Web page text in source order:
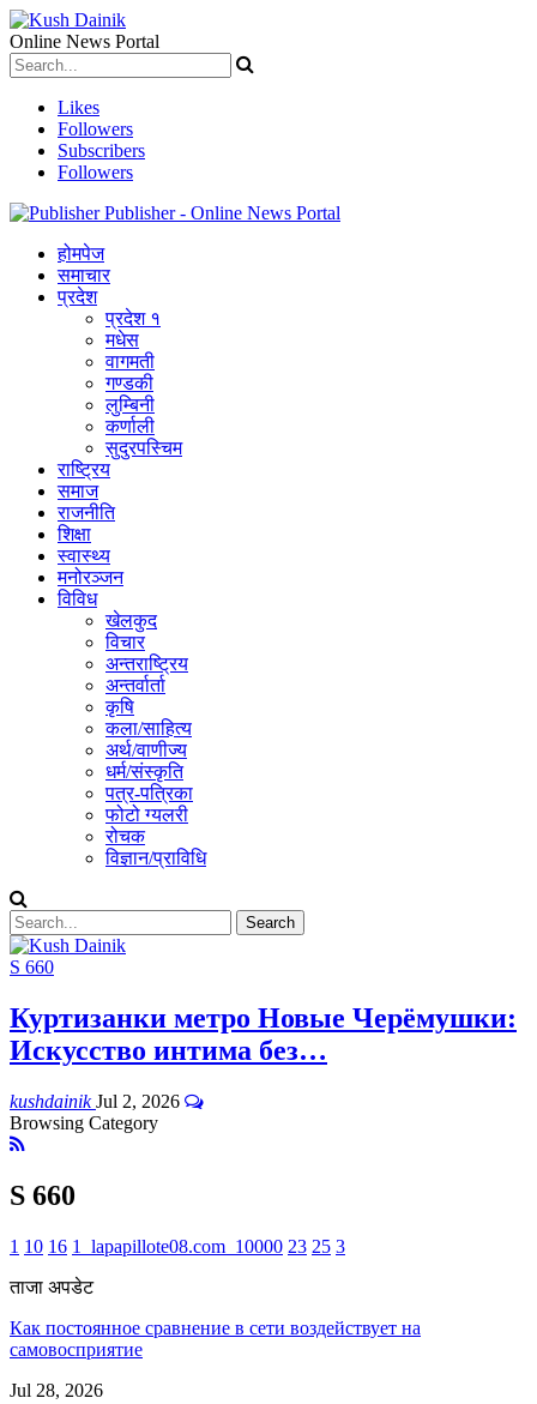
Online News Portal
Likes
Followers
Subscribers
Followers
Publisher - Online News Portal
होमपेज
समाचार
प्रदेश
प्रदेश १
मधेस
वागमती
गण्डकी
लुम्बिनी
कर्णाली
सुदुरपस्चिम
राष्ट्रिय
समाज
राजनीति
शिक्षा
स्वास्थ्य
मनोरञ्जन
विविध
खेलकुद
विचार
अन्तराष्ट्रिय
अन्तर्वार्ता
कृषि
कला/साहित्य
अर्थ/वाणीज्य
धर्म/संस्कृति
पत्र-पत्रिका
फोटो ग्यलरी
रोचक
विज्ञान/प्राविधि
S 660
Куртизанки метро Новые Черёмушки:
Искусство интима без…
kushdainikJul 2, 2026
Browsing Category
S 660
1 10 16 1_lapapillote08.com_10000 23 25 3
ताजा अपडेट
Как постоянное сравнение в сети воздействует на
самовосприятие
Jul 28, 2026